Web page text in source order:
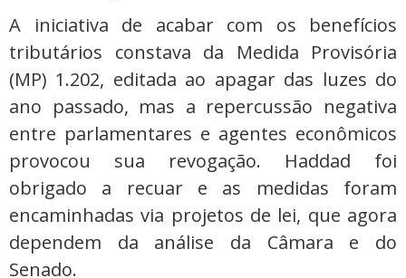
A iniciativa de acabar com os benefícios
tributários constava da Medida Provisória
(MP) 1.202, editada ao apagar das luzes do
ano passado, mas a repercussão negativa
entre parlamentares e agentes econômicos
provocou sua revogação. Haddad foi
obrigado a recuar e as medidas foram
encaminhadas via projetos de lei, que agora
dependem da análise da Câmara e do
Senado.